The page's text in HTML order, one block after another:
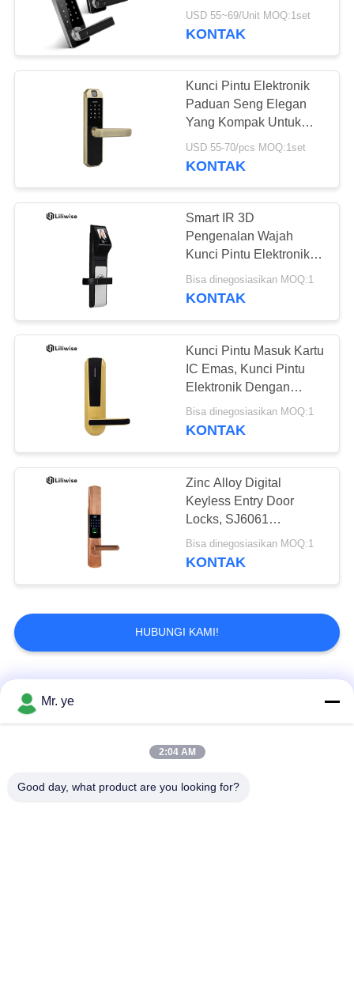
Sentuh Finger Print
Latch Door Knob Lock
USD 55~69/Unit MOQ:1set
KONTAK
Kunci Pintu Elektronik
Paduan Seng Elegan
Yang Kompak Untuk
Rumah / Rumah Pintar
USD 55-70/pcs MOQ:1set
KONTAK
Smart IR 3D
Pengenalan Wajah
Kunci Pintu Elektronik /
Kunci Pintu Masuk
tanpa Kunci
Bisa dinegosiasikan MOQ:1
KONTAK
Kunci Pintu Masuk Kartu
IC Emas, Kunci Pintu
Elektronik Dengan
Pembaca Kartu
Bisa dinegosiasikan MOQ:1
KONTAK
Zinc Alloy Digital
Keyless Entry Door
Locks, SJ6061
Electronic Security
Locks
Bisa dinegosiasikan MOQ:1
KONTAK
HUBUNGI KAMI!
Bad Request
Fingerprint Door Lock
Mr. ye
2:04 AM
Good day, what product are you looking for?